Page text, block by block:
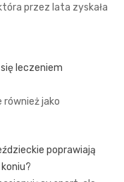
przez lata zyskała
leczeniem
również jako
poprawiają